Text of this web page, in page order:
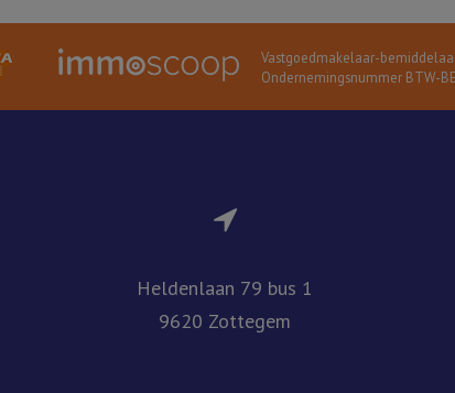
Vastgoedmakelaar-
Ondernemingsnummer BTW-
Heldenlaan 79 bus 1
9620 Zottegem